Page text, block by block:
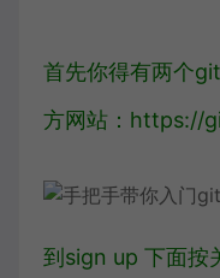
首先你得有两个
方网站：https://
到sign up 下面按